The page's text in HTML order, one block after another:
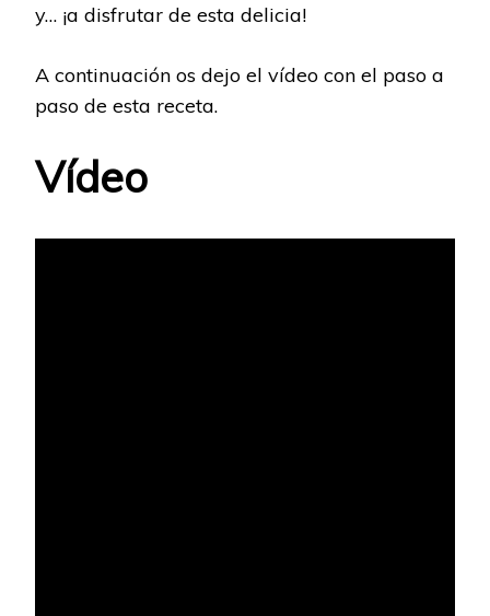
y… ¡a disfrutar de esta delicia!
A continuación os dejo el vídeo con el paso a
paso de esta receta.
Vídeo